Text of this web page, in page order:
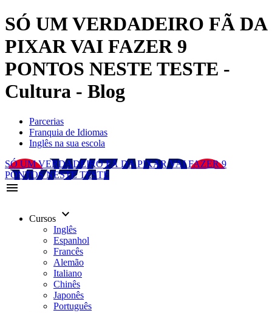
SÓ UM VERDADEIRO FÃ DA
PIXAR VAI FAZER 9
PONTOS NESTE TESTE -
Cultura - Blog
Parcerias
Franquia de Idiomas
Inglês na sua escola
SÓ UM VERDADEIRO FÃ DA PIXAR VAI FAZER 9
PONTOS NESTE TESTE
menu
Cursos keyboard_arrow_down
Inglês
Espanhol
Francês
Alemão
Italiano
Chinês
Japonês
Português